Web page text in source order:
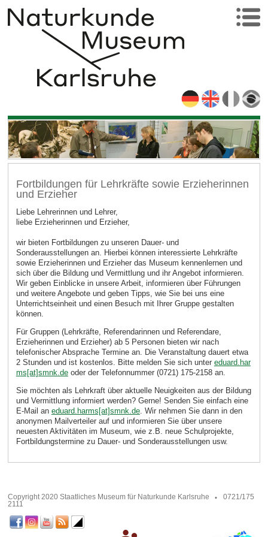
Fortbildungen für Lehrkräfte sowie Erzieherinnen
und Erzieher
Liebe Lehrerinnen und Lehrer,
liebe Erzieherinnen und Erzieher,
wir bieten Fortbildungen zu unseren Dauer- und
Sonderausstellungen an. Hierbei können interessierte Lehrkräfte
sowie Erzieherinnen und Erzieher das Museum kennenlernen und
sich über die Bildung und Vermittlung und ihr Angebot informieren.
Wir geben Einblicke in unsere Arbeit, informieren über Führungen
und weitere Angebote und geben Tipps, wie Sie bei uns eine
Unterrichtseinheit und einen Besuch mit Ihrer Gruppe gestalten
können.
Für Gruppen (Lehrkräfte, Referendarinnen und Referendare,
Erzieherinnen und Erzieher) ab 5 Personen bieten wir nach
telefonischer Absprache Termine an. Die Veranstaltung dauert etwa
2 Stunden und ist kostenlos. Bitte melden Sie sich unter eduard.har
ms[at]smnk.deoder der Telefonnummer (0721) 175-2158 an.
Sie möchten als Lehrkraft über aktuelle Neuigkeiten aus der Bildung
und Vermittlung informiert werden? Gerne! Senden Sie einfach eine
E-Mail an eduard.harms[at]smnk.de. Wir nehmen Sie dann in den
anonymen Mailverteiler auf und informieren Sie über unsere
neuesten Aktivitäten im Museum, wie z.B. neue Schulprojekte,
Fortbildungstermine zu Dauer- und Sonderausstellungen usw.
Copyright 2020 Staatliches Museum für Naturkunde Karlsruhe
0721/175
2111